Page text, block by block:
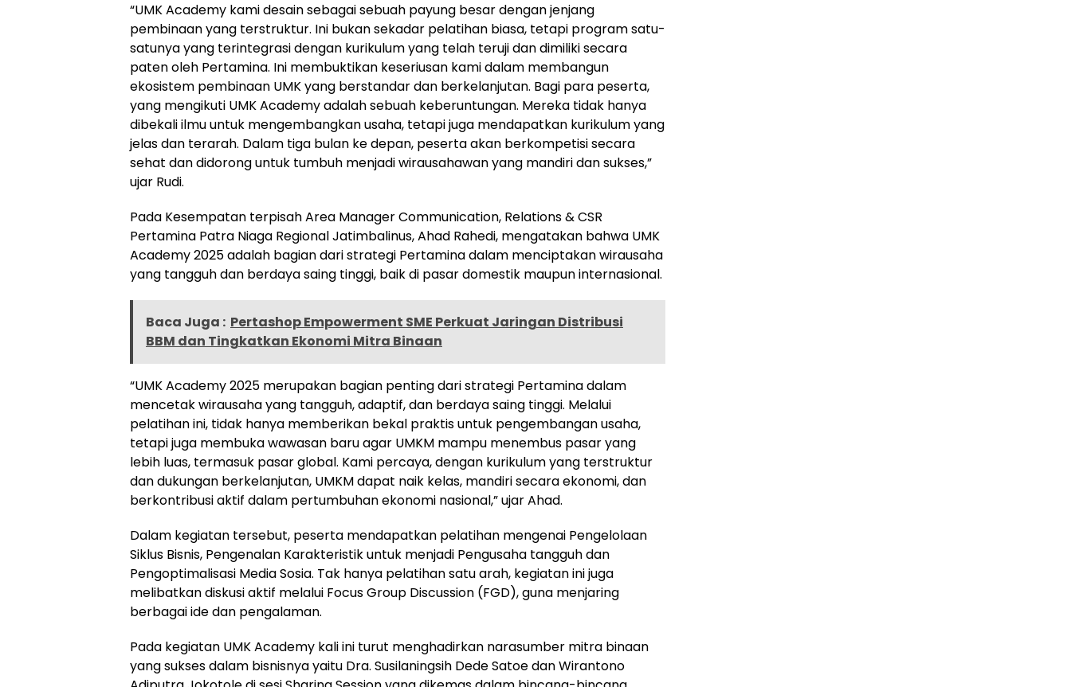
“UMK Academy kami desain sebagai sebuah payung besar dengan jenjang
pembinaan yang terstruktur. Ini bukan sekadar pelatihan biasa, tetapi program satu-
satunya yang terintegrasi dengan kurikulum yang telah teruji dan dimiliki secara
paten oleh Pertamina. Ini membuktikan keseriusan kami dalam membangun
ekosistem pembinaan UMK yang berstandar dan berkelanjutan. Bagi para peserta,
yang mengikuti UMK Academy adalah sebuah keberuntungan. Mereka tidak hanya
dibekali ilmu untuk mengembangkan usaha, tetapi juga mendapatkan kurikulum yang
jelas dan terarah. Dalam tiga bulan ke depan, peserta akan berkompetisi secara
sehat dan didorong untuk tumbuh menjadi wirausahawan yang mandiri dan sukses,”
ujar Rudi.
Pada Kesempatan terpisah Area Manager Communication, Relations & CSR
Pertamina Patra Niaga Regional Jatimbalinus, Ahad Rahedi, mengatakan bahwa UMK
Academy 2025 adalah bagian dari strategi Pertamina dalam menciptakan wirausaha
yang tangguh dan berdaya saing tinggi, baik di pasar domestik maupun internasional.
Baca Juga : Pertashop Empowerment SME Perkuat Jaringan Distribusi
BBM dan Tingkatkan Ekonomi Mitra Binaan
“UMK Academy 2025 merupakan bagian penting dari strategi Pertamina dalam
mencetak wirausaha yang tangguh, adaptif, dan berdaya saing tinggi. Melalui
pelatihan ini, tidak hanya memberikan bekal praktis untuk pengembangan usaha,
tetapi juga membuka wawasan baru agar UMKM mampu menembus pasar yang
lebih luas, termasuk pasar global. Kami percaya, dengan kurikulum yang terstruktur
dan dukungan berkelanjutan, UMKM dapat naik kelas, mandiri secara ekonomi, dan
berkontribusi aktif dalam pertumbuhan ekonomi nasional,” ujar Ahad.
Dalam kegiatan tersebut, peserta mendapatkan pelatihan mengenai Pengelolaan
Siklus Bisnis, Pengenalan Karakteristik untuk menjadi Pengusaha tangguh dan
Pengoptimalisasi Media Sosia. Tak hanya pelatihan satu arah, kegiatan ini juga
melibatkan diskusi aktif melalui Focus Group Discussion (FGD), guna menjaring
berbagai ide dan pengalaman.
Pada kegiatan UMK Academy kali ini turut menghadirkan narasumber mitra binaan
yang sukses dalam bisnisnya yaitu Dra. Susilaningsih Dede Satoe dan Wirantono